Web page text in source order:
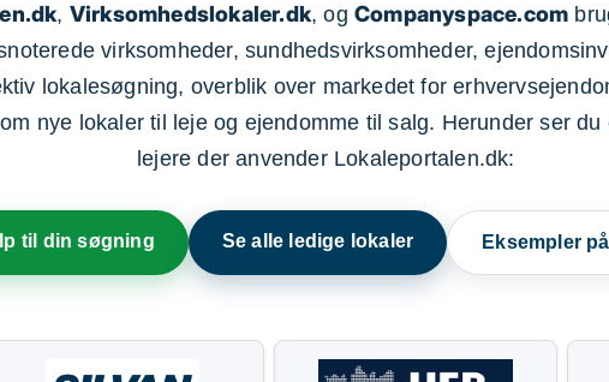
, Virksomhedslokaler.dk, og Companyspace.com
virksomheder, sundhedsvirksomheder,
lokalesøgning, overblik over markedet for
nye lokaler til leje og ejendomme til salg. Herunder ser
lejere der anvender Lokaleportalen.dk:
til din søgning Se alle ledige lokaler Eksempler